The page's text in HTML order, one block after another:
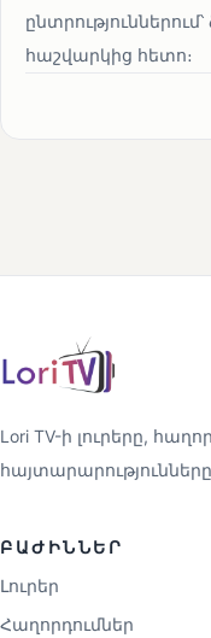
հաշվարկից հետո։
Lori TV-ի լուրերը,
ԲԱԺԻՆՆԵՐ
Լուրեր
Հաղորդումներ